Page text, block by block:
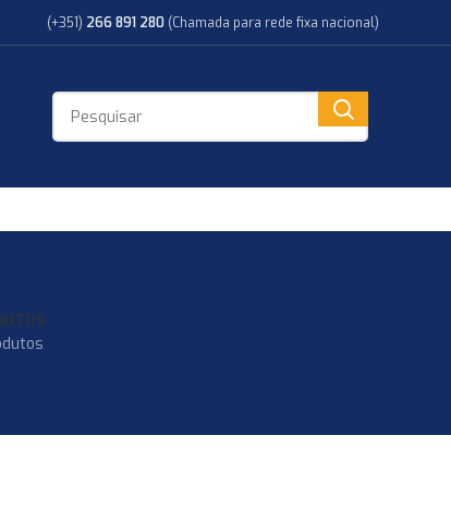
(+351) 266 891 280 (Chamada para rede fixa nacional)